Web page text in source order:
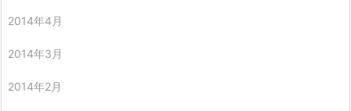
2014年4月
2014年3月
2014年2月